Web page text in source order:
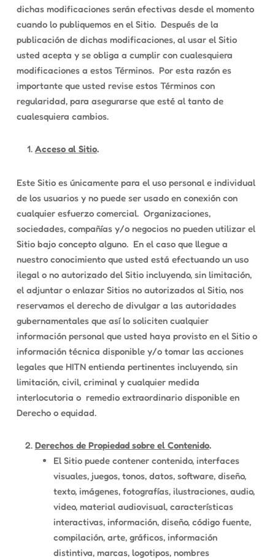
dichas modificaciones serán efectivas desde el momento
cuando lo publiquemos en el Sitio. Después de la
publicación de dichas modificaciones, al usar el Sitio
usted acepta y se obliga a cumplir con cualesquiera
modificaciones a estos Términos. Por esta razón es
importante que usted revise estos Términos con
regularidad, para asegurarse que esté al tanto de
cualesquiera cambios.
Acceso al Sitio.
Este Sitio es únicamente para el uso personal e individual
de los usuarios y no puede ser usado en conexión con
cualquier esfuerzo comercial. Organizaciones,
sociedades, compañías y/o negocios no pueden utilizar el
Sitio bajo concepto alguno. En el caso que llegue a
nuestro conocimiento que usted está efectuando un uso
ilegal o no autorizado del Sitio incluyendo, sin limitación,
el adjuntar o enlazar Sitios no autorizados al Sitio, nos
reservamos el derecho de divulgar a las autoridades
gubernamentales que así lo soliciten cualquier
información personal que usted haya provisto en el Sitio o
información técnica disponible y/o tomar las acciones
legales que HITN entienda pertinentes incluyendo, sin
limitación, civil, criminal y cualquier medida
interlocutoria o remedio extraordinario disponible en
Derecho o equidad.
Derechos de Propiedad sobre el Contenido.
El Sitio puede contener contenido, interfaces
visuales, juegos, tonos, datos, software, diseño,
texto, imágenes, fotografías, ilustraciones, audio,
video, material audiovisual, características
interactivas, información, diseño, código fuente,
compilación, arte, gráficos, información
distintiva, marcas, logotipos, nombres